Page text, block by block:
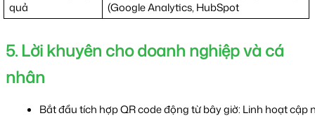
quả
(Google Analytics, HubSpot
5. Lời khuyên cho doanh nghiệp và cá
nhân
Bắt đầu tích hợp QR code động từ bây giờ: Linh hoạt cập